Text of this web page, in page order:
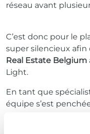
réseau avant
C’est donc pour le
super silencieux afin
Real Estate Belgium
Light.
En tant que
équipe s’est